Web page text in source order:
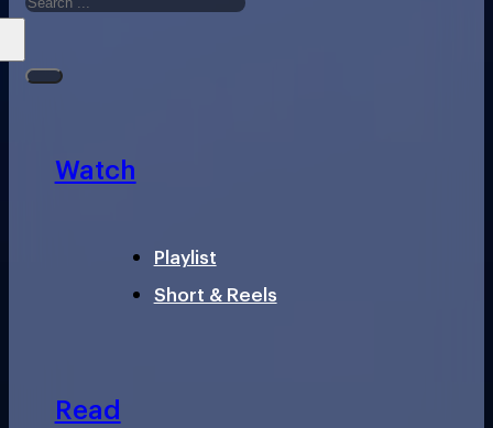
Watch
Playlist
Short & Reels
Read